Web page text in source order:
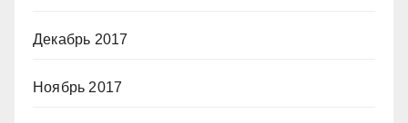
Декабрь 2017
Ноябрь 2017